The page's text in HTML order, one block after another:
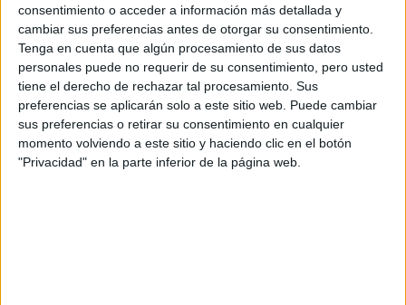
consentimiento o acceder a información más detallada y
cambiar sus preferencias antes de otorgar su consentimiento.
Tenga en cuenta que algún procesamiento de sus datos
personales puede no requerir de su consentimiento, pero usted
tiene el derecho de rechazar tal procesamiento. Sus
preferencias se aplicarán solo a este sitio web. Puede cambiar
sus preferencias o retirar su consentimiento en cualquier
momento volviendo a este sitio y haciendo clic en el botón
"Privacidad" en la parte inferior de la página web.
alrededorde este tiende a desplazarse. También pueden
ser causadas por una pequeña retención de líquidos de la
zona. Dicha afectación hace que tengamos un aspecto
cansado, envejecido y triste”, comenta Mar Sánchez
Orduña.
Fuente:Marie Claire España